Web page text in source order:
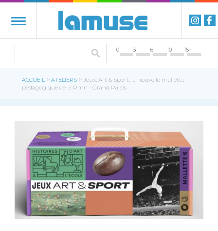
0 3 6 10 15+
ACCUEIL > ATELIERS > Jeux, Art & Sport, la nouvelle mallette
pédagogique de la Rmn - Grand Palais